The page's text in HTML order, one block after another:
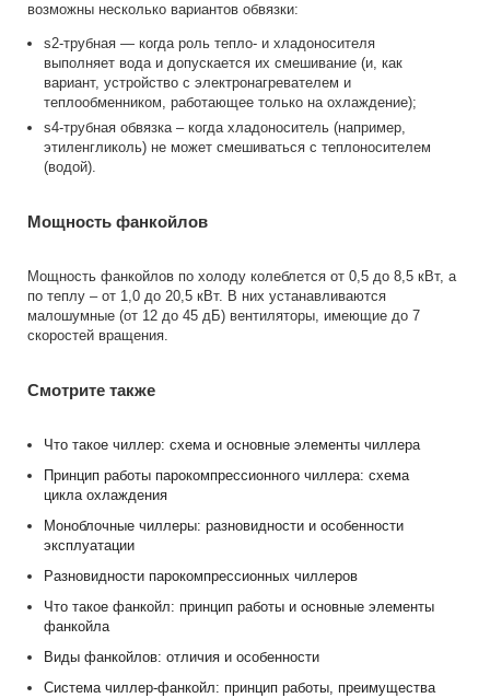
возможны несколько вариантов обвязки:
s2-трубная — когда роль тепло- и хладоносителя
выполняет вода и допускается их смешивание (и, как
вариант, устройство с электронагревателем и
теплообменником, работающее только на охлаждение);
s4-трубная обвязка – когда хладоноситель (например,
этиленгликоль) не может смешиваться с теплоносителем
(водой).
Мощность фанкойлов
Мощность фанкойлов по холоду колеблется от 0,5 до 8,5 кВт, а
по теплу – от 1,0 до 20,5 кВт. В них устанавливаются
малошумные (от 12 до 45 дБ) вентиляторы, имеющие до 7
скоростей вращения.
Смотрите также
Что такое чиллер: схема и основные элементы чиллера
Принцип работы парокомпрессионного чиллера: схема
цикла охлаждения
Моноблочные чиллеры: разновидности и особенности
эксплуатации
Разновидности парокомпрессионных чиллеров
Что такое фанкойл: принцип работы и основные элементы
фанкойла
Виды фанкойлов: отличия и особенности
Система чиллер-фанкойл: принцип работы, преимущества